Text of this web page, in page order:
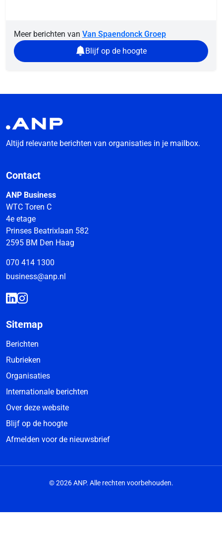
Meer berichten van Van Spaendonck Groep
Blijf op de hoogte
Altijd relevante berichten van organisaties in je mailbox.
Contact
ANP Business
WTC Toren C
4e etage
Prinses Beatrixlaan 582
2595 BM Den Haag
070 414 1300
business@anp.nl
Sitemap
Berichten
Rubrieken
Organisaties
Internationale berichten
Over deze website
Blijf op de hoogte
Afmelden voor de nieuwsbrief
© 2026 ANP. Alle rechten voorbehouden.